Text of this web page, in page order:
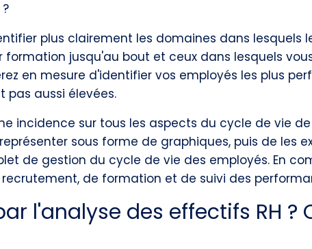
plus clairement les domaines dans lesquels
formation jusqu'au bout et ceux dans lesquels
en mesure d'identifier vos employés les plus
pas aussi élevées.
incidence sur tous les aspects du cycle de vie
sous forme de graphiques, puis de les
de gestion du cycle de vie des employés. En
de formation et de suivi des
l'analyse des effectifs RH ?